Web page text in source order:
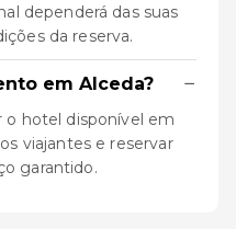
dependerá das suas
da reserva.
em Alceda? −
o hotel disponível em
viajantes e reservar
garantido.